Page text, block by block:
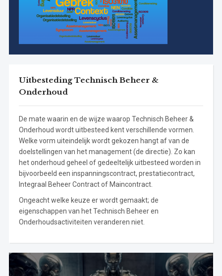
Uitbesteding Technisch Beheer &
Onderhoud
De mate waarin en de wijze waarop Technisch Beheer &
Onderhoud wordt uitbesteed kent verschillende vormen.
Welke vorm uiteindelijk wordt gekozen hangt af van de
doelstellingen van het management (de directie). Zo kan
het onderhoud geheel of gedeeltelijk uitbesteed worden in
bijvoorbeeld een inspanningscontract, prestatiecontract,
Integraal Beheer Contract of Maincontract.
Ongeacht welke keuze er wordt gemaakt; de
eigenschappen van het Technisch Beheer en
Onderhoudsactiviteiten veranderen niet.